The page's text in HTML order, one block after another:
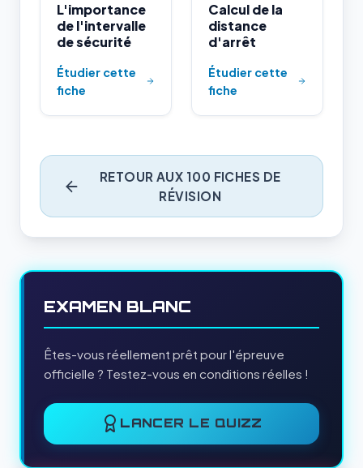
L'importance
de l'intervalle
de sécurité
Étudier cette
fiche
Calcul de la
distance
d'arrêt
Étudier cette
fiche
RETOUR AUX 100 FICHES DE
RÉVISION
EXAMEN BLANC
Êtes-vous réellement prêt pour l'épreuve
officielle ? Testez-vous en conditions réelles !
LANCER LE QUIZZ